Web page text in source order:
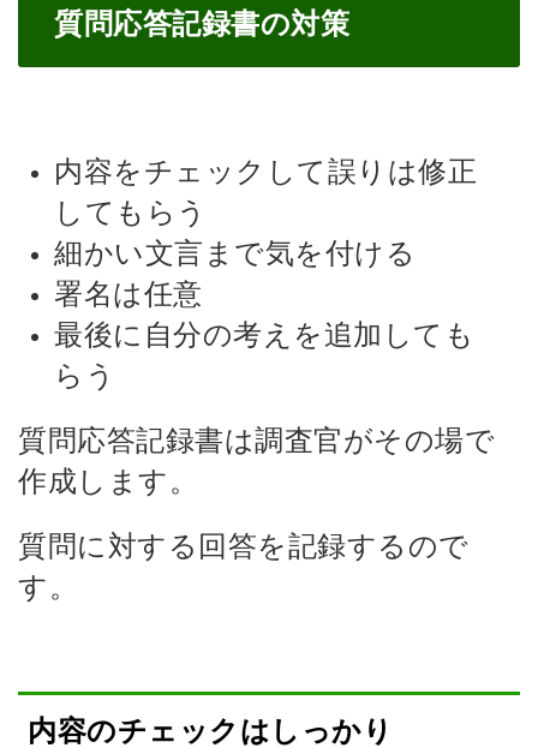
質問応答記録書の対策
内容をチェックして誤りは修正
してもらう
細かい文言まで気を付ける
署名は任意
最後に自分の考えを追加しても
らう
質問応答記録書は調査官がその場で
作成します。
質問に対する回答を記録するので
す。
内容のチェックはしっかり